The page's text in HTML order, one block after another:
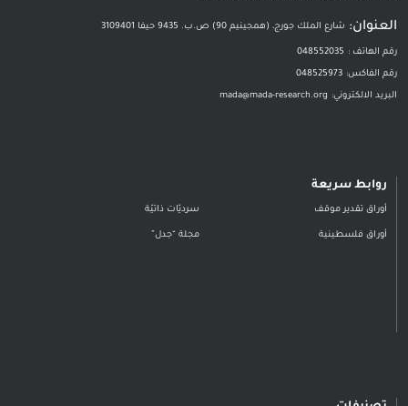
العنوان: شارع الملك جورج، (همجينيم 90) ص.ب. 9435 حيفا 3109401
رقم الهاتف : 048552035
رقم الفاكس: 048525973
البريد الالكتروني: mada@mada-research.org
روابط سريعة
أوراق تقدير موقف سرديّات ذاتيّة
أوراق فلسطينية مجلة “جدل”